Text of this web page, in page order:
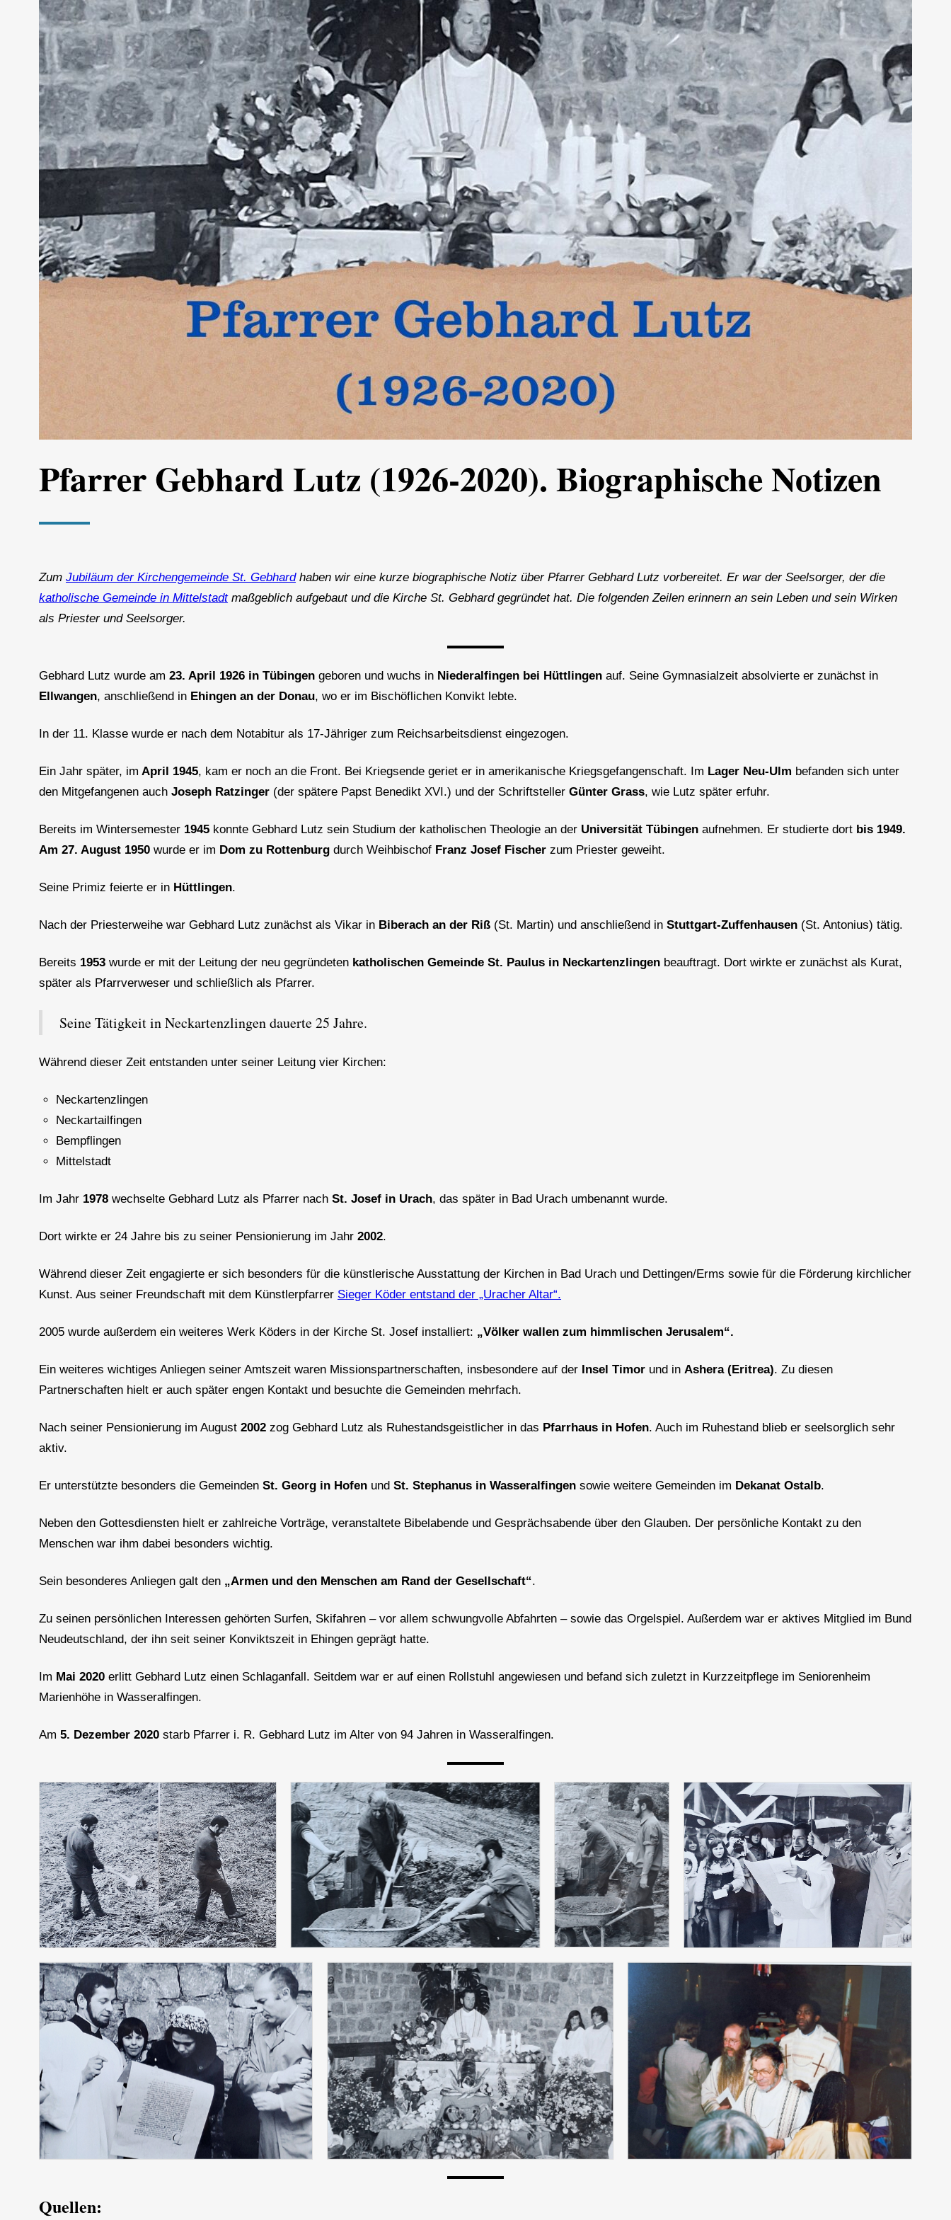
Pfarrer Gebhard Lutz (1926-2020). Biographische Notizen
ZumJubiläum der Kirchengemeinde St. Gebhardhaben wir eine kurze biographische Notiz über Pfarrer Gebhard Lutz vorbereitet. Er war der Seelsorger, der die
katholische Gemeinde in Mittelstadtmaßgeblich aufgebaut und die Kirche St. Gebhard gegründet hat. Die folgenden Zeilen erinnern an sein Leben und sein Wirken
als Priester und Seelsorger.
Gebhard Lutz wurde am23. April 1926 in Tübingen geboren und wuchs in Niederalfingen bei Hüttlingen auf. Seine Gymnasialzeit absolvierte er zunächst in
Ellwangen, anschließend in Ehingen an der Donau, wo er im Bischöflichen Konvikt lebte.
In der 11. Klasse wurde er nach dem Notabitur als 17-Jähriger zum Reichsarbeitsdienst eingezogen.
Ein Jahr später, im April 1945, kam er noch an die Front. Bei Kriegsende geriet er in amerikanische Kriegsgefangenschaft. Im Lager Neu-Ulm befanden sich unter
den Mitgefangenen auchJoseph Ratzinger (der spätere Papst Benedikt XVI.) und der SchriftstellerGünter Grass, wie Lutz später erfuhr.
Bereits im Wintersemester 1945 konnte Gebhard Lutz sein Studium der katholischen Theologie an der Universität Tübingen aufnehmen. Er studierte dort bis 1949.
Am 27. August 1950 wurde er im Dom zu Rottenburg durch Weihbischof Franz Josef Fischer zum Priester geweiht.
Seine Primiz feierte er in Hüttlingen.
Nach der Priesterweihe war Gebhard Lutz zunächst als Vikar in Biberach an der Riß (St. Martin) und anschließend inStuttgart-Zuffenhausen (St. Antonius) tätig.
Bereits 1953wurde er mit der Leitung der neu gegründeten katholischen Gemeinde St. Paulus in Neckartenzlingen beauftragt. Dort wirkte er zunächst als Kurat,
später als Pfarrverweser und schließlich als Pfarrer.
Seine Tätigkeit in Neckartenzlingen dauerte 25 Jahre.
Während dieser Zeit entstanden unter seiner Leitung vier Kirchen:
Neckartenzlingen
Neckartailfingen
Bempflingen
Mittelstadt
Im Jahr 1978wechselte Gebhard Lutz als Pfarrer nachSt. Josef in Urach, das später in Bad Urach umbenannt wurde.
Dort wirkte er 24 Jahre bis zu seiner Pensionierung im Jahr2002.
Während dieser Zeit engagierte er sich besonders für die künstlerische Ausstattung der Kirchen in Bad Urach und Dettingen/Erms sowie für die Förderung kirchlicher
Kunst. Aus seiner Freundschaft mit dem Künstlerpfarrer Sieger Köder entstand der „Uracher Altar“.
2005 wurde außerdem ein weiteres Werk Köders in der Kirche St. Josef installiert: „Völker wallen zum himmlischen Jerusalem“.
Ein weiteres wichtiges Anliegen seiner Amtszeit waren Missionspartnerschaften, insbesondere auf der Insel Timor und inAshera (Eritrea). Zu diesen
Partnerschaften hielt er auch später engen Kontakt und besuchte die Gemeinden mehrfach.
Nach seiner Pensionierung im August2002zog Gebhard Lutz als Ruhestandsgeistlicher in das Pfarrhaus in Hofen. Auch im Ruhestand blieb er seelsorglich sehr
aktiv.
Er unterstützte besonders die GemeindenSt. Georg in Hofen undSt. Stephanus in Wasseralfingensowie weitere Gemeinden im Dekanat Ostalb.
Neben den Gottesdiensten hielt er zahlreiche Vorträge, veranstaltete Bibelabende und Gesprächsabende über den Glauben. Der persönliche Kontakt zu den
Menschen war ihm dabei besonders wichtig.
Sein besonderes Anliegen galt den „Armen und den Menschen am Rand der Gesellschaft“.
Zu seinen persönlichen Interessen gehörten Surfen, Skifahren – vor allem schwungvolle Abfahrten – sowie das Orgelspiel. Außerdem war er aktives Mitglied im Bund
Neudeutschland, der ihn seit seiner Konviktszeit in Ehingen geprägt hatte.
Im Mai 2020 erlitt Gebhard Lutz einen Schlaganfall. Seitdem war er auf einen Rollstuhl angewiesen und befand sich zuletzt in Kurzzeitpflege im Seniorenheim
Marienhöhe in Wasseralfingen.
Am5. Dezember 2020 starb Pfarrer i. R. Gebhard Lutz im Alter von 94 Jahren in Wasseralfingen.
Quellen: